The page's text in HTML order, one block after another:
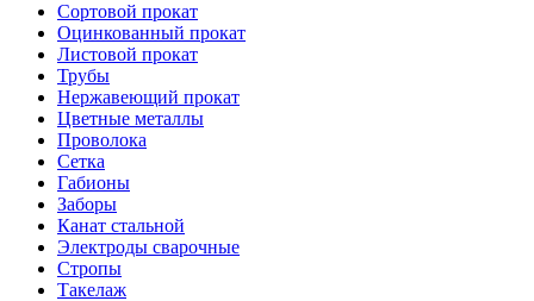
Сортовой прокат
Оцинкованный прокат
Листовой прокат
Трубы
Нержавеющий прокат
Цветные металлы
Проволока
Сетка
Габионы
Заборы
Канат стальной
Электроды сварочные
Стропы
Такелаж